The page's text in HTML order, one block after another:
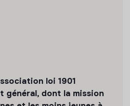
de la démocratie
santé et/où du travail social
non plus.
et enthousiaste au service du
loi 1901
général, dont la mission